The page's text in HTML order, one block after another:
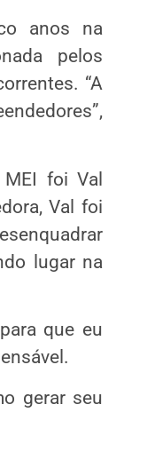
anos na
pelos
“A
foi Val
Val foi
lugar na
que eu
gerar seu